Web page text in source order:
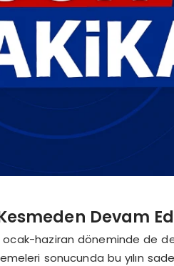
Devam
ocak-haziran döneminde de
sonucunda bu yılın